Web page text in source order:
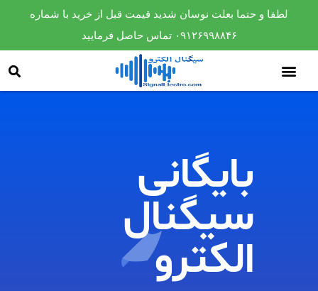
لطفا و حتما بعلت نوسان شدید قیمت قبل از خرید با شماره
۰۹۱۲۶۹۹۸۸۴۶ تماس حاصل فرمایید
بایگانی
سیگنال
الکترو​